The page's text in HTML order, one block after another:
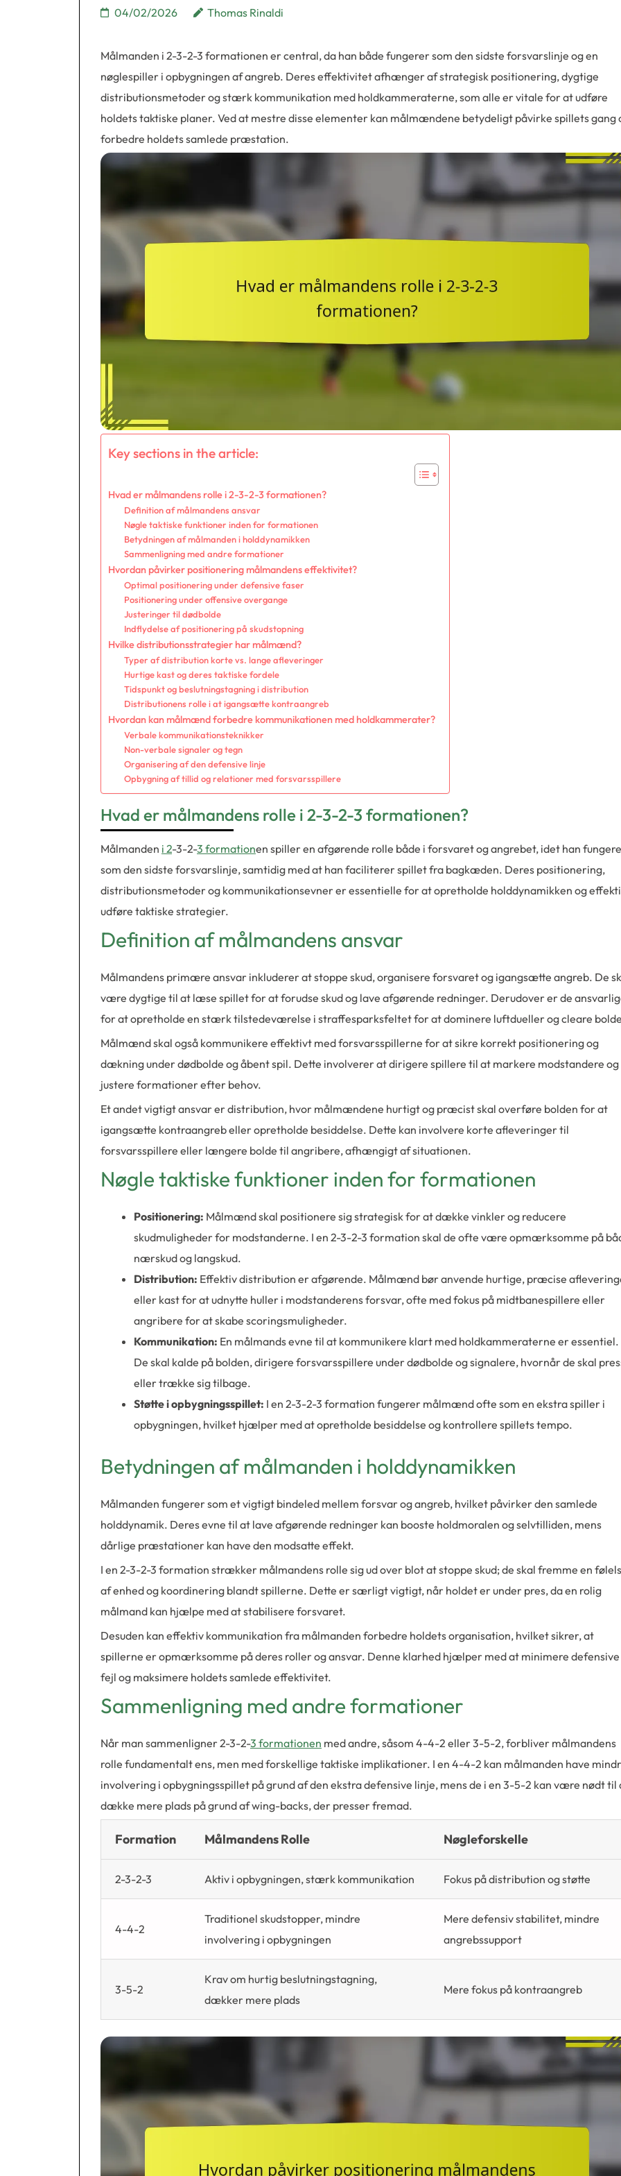
04/02/2026 Thomas Rinaldi
Målmanden i 2-3-2-3 formationen er central, da han både fungerer som den sidste forsvarslinje og en
nøglespiller i opbygningen af angreb. Deres effektivitet afhænger af strategisk positionering, dygtige
distributionsmetoder og stærk kommunikation med holdkammeraterne, som alle er vitale for at udføre
holdets taktiske planer. Ved at mestre disse elementer kan målmændene betydeligt påvirke spillets gang
forbedre holdets samlede præstation.
Key sections in the article:
Hvad er målmandens rolle i 2-3-2-3 formationen?
Definition af målmandens ansvar
Nøgle taktiske funktioner inden for formationen
Betydningen af målmanden i holddynamikken
Sammenligning med andre formationer
Hvordan påvirker positionering målmandens effektivitet?
Optimal positionering under defensive faser
Positionering under offensive overgange
Justeringer til dødbolde
Indflydelse af positionering på skudstopning
Hvilke distributionsstrategier har målmænd?
Typer af distribution korte vs. lange afleveringer
Hurtige kast og deres taktiske fordele
Tidspunkt og beslutningstagning i distribution
Distributionens rolle i at igangsætte kontraangreb
Hvordan kan målmænd forbedre kommunikationen med holdkammerater?
Verbale kommunikationsteknikker
Non-verbale signaler og tegn
Organisering af den defensive linje
Opbygning af tillid og relationer med forsvarsspillere
Hvad er målmandens rolle i 2-3-2-3 formationen?
Målmanden i 2-3-2-3 formationen spiller en afgørende rolle både i forsvaret og angrebet, idet han
som den sidste forsvarslinje, samtidig med at han faciliterer spillet fra bagkæden. Deres positionering,
distributionsmetoder og kommunikationsevner er essentielle for at opretholde holddynamikken og
udføre taktiske strategier.
Definition af målmandens ansvar
Målmandens primære ansvar inkluderer at stoppe skud, organisere forsvaret og igangsætte angreb. De
være dygtige til at læse spillet for at forudse skud og lave afgørende redninger. Derudover er de
for at opretholde en stærk tilstedeværelse i straffesparksfeltet for at dominere luftdueller og cleare
Målmænd skal også kommunikere effektivt med forsvarsspillerne for at sikre korrekt positionering og
dækning under dødbolde og åbent spil. Dette involverer at dirigere spillere til at markere modstandere og
justere formationer efter behov.
Et andet vigtigt ansvar er distribution, hvor målmændene hurtigt og præcist skal overføre bolden for at
igangsætte kontraangreb eller opretholde besiddelse. Dette kan involvere korte afleveringer til
forsvarsspillere eller længere bolde til angribere, afhængigt af situationen.
Nøgle taktiske funktioner inden for formationen
Positionering: Målmænd skal positionere sig strategisk for at dække vinkler og reducere
skudmuligheder for modstanderne. I en 2-3-2-3 formation skal de ofte være opmærksomme på
nærskud og langskud.
Distribution: Effektiv distribution er afgørende. Målmænd bør anvende hurtige, præcise
eller kast for at udnytte huller i modstanderens forsvar, ofte med fokus på midtbanespillere eller
angribere for at skabe scoringsmuligheder.
Kommunikation: En målmands evne til at kommunikere klart med holdkammeraterne er essentiel.
De skal kalde på bolden, dirigere forsvarsspillere under dødbolde og signalere, hvornår de skal
eller trække sig tilbage.
Støtte i opbygningsspillet: I en 2-3-2-3 formation fungerer målmænd ofte som en ekstra spiller i
opbygningen, hvilket hjælper med at opretholde besiddelse og kontrollere spillets tempo.
Betydningen af målmanden i holddynamikken
Målmanden fungerer som et vigtigt bindeled mellem forsvar og angreb, hvilket påvirker den samlede
holddynamik. Deres evne til at lave afgørende redninger kan booste holdmoralen og selvtilliden, mens
dårlige præstationer kan have den modsatte effekt.
I en 2-3-2-3 formation strækker målmandens rolle sig ud over blot at stoppe skud; de skal fremme en
af enhed og koordinering blandt spillerne. Dette er særligt vigtigt, når holdet er under pres, da en rolig
målmand kan hjælpe med at stabilisere forsvaret.
Desuden kan effektiv kommunikation fra målmanden forbedre holdets organisation, hvilket sikrer, at
spillerne er opmærksomme på deres roller og ansvar. Denne klarhed hjælper med at minimere defensive
fejl og maksimere holdets samlede effektivitet.
Sammenligning med andre formationer
Når man sammenligner 2-3-2-3 formationen med andre, såsom 4-4-2 eller 3-5-2, forbliver målmandens
rolle fundamentalt ens, men med forskellige taktiske implikationer. I en 4-4-2 kan målmanden have
involvering i opbygningsspillet på grund af den ekstra defensive linje, mens de i en 3-5-2 kan være nødt til
dække mere plads på grund af wing-backs, der presser fremad.
Formation Målmandens Rolle Nøgleforskelle
2-3-2-3 Aktiv i opbygningen, stærk kommunikation Fokus på distribution og støtte
4-4-2
Traditionel skudstopper, mindre
involvering i opbygningen
Mere defensiv stabilitet, mindre
angrebssupport
3-5-2
Krav om hurtig beslutningstagning,
dækker mere plads
Mere fokus på kontraangreb